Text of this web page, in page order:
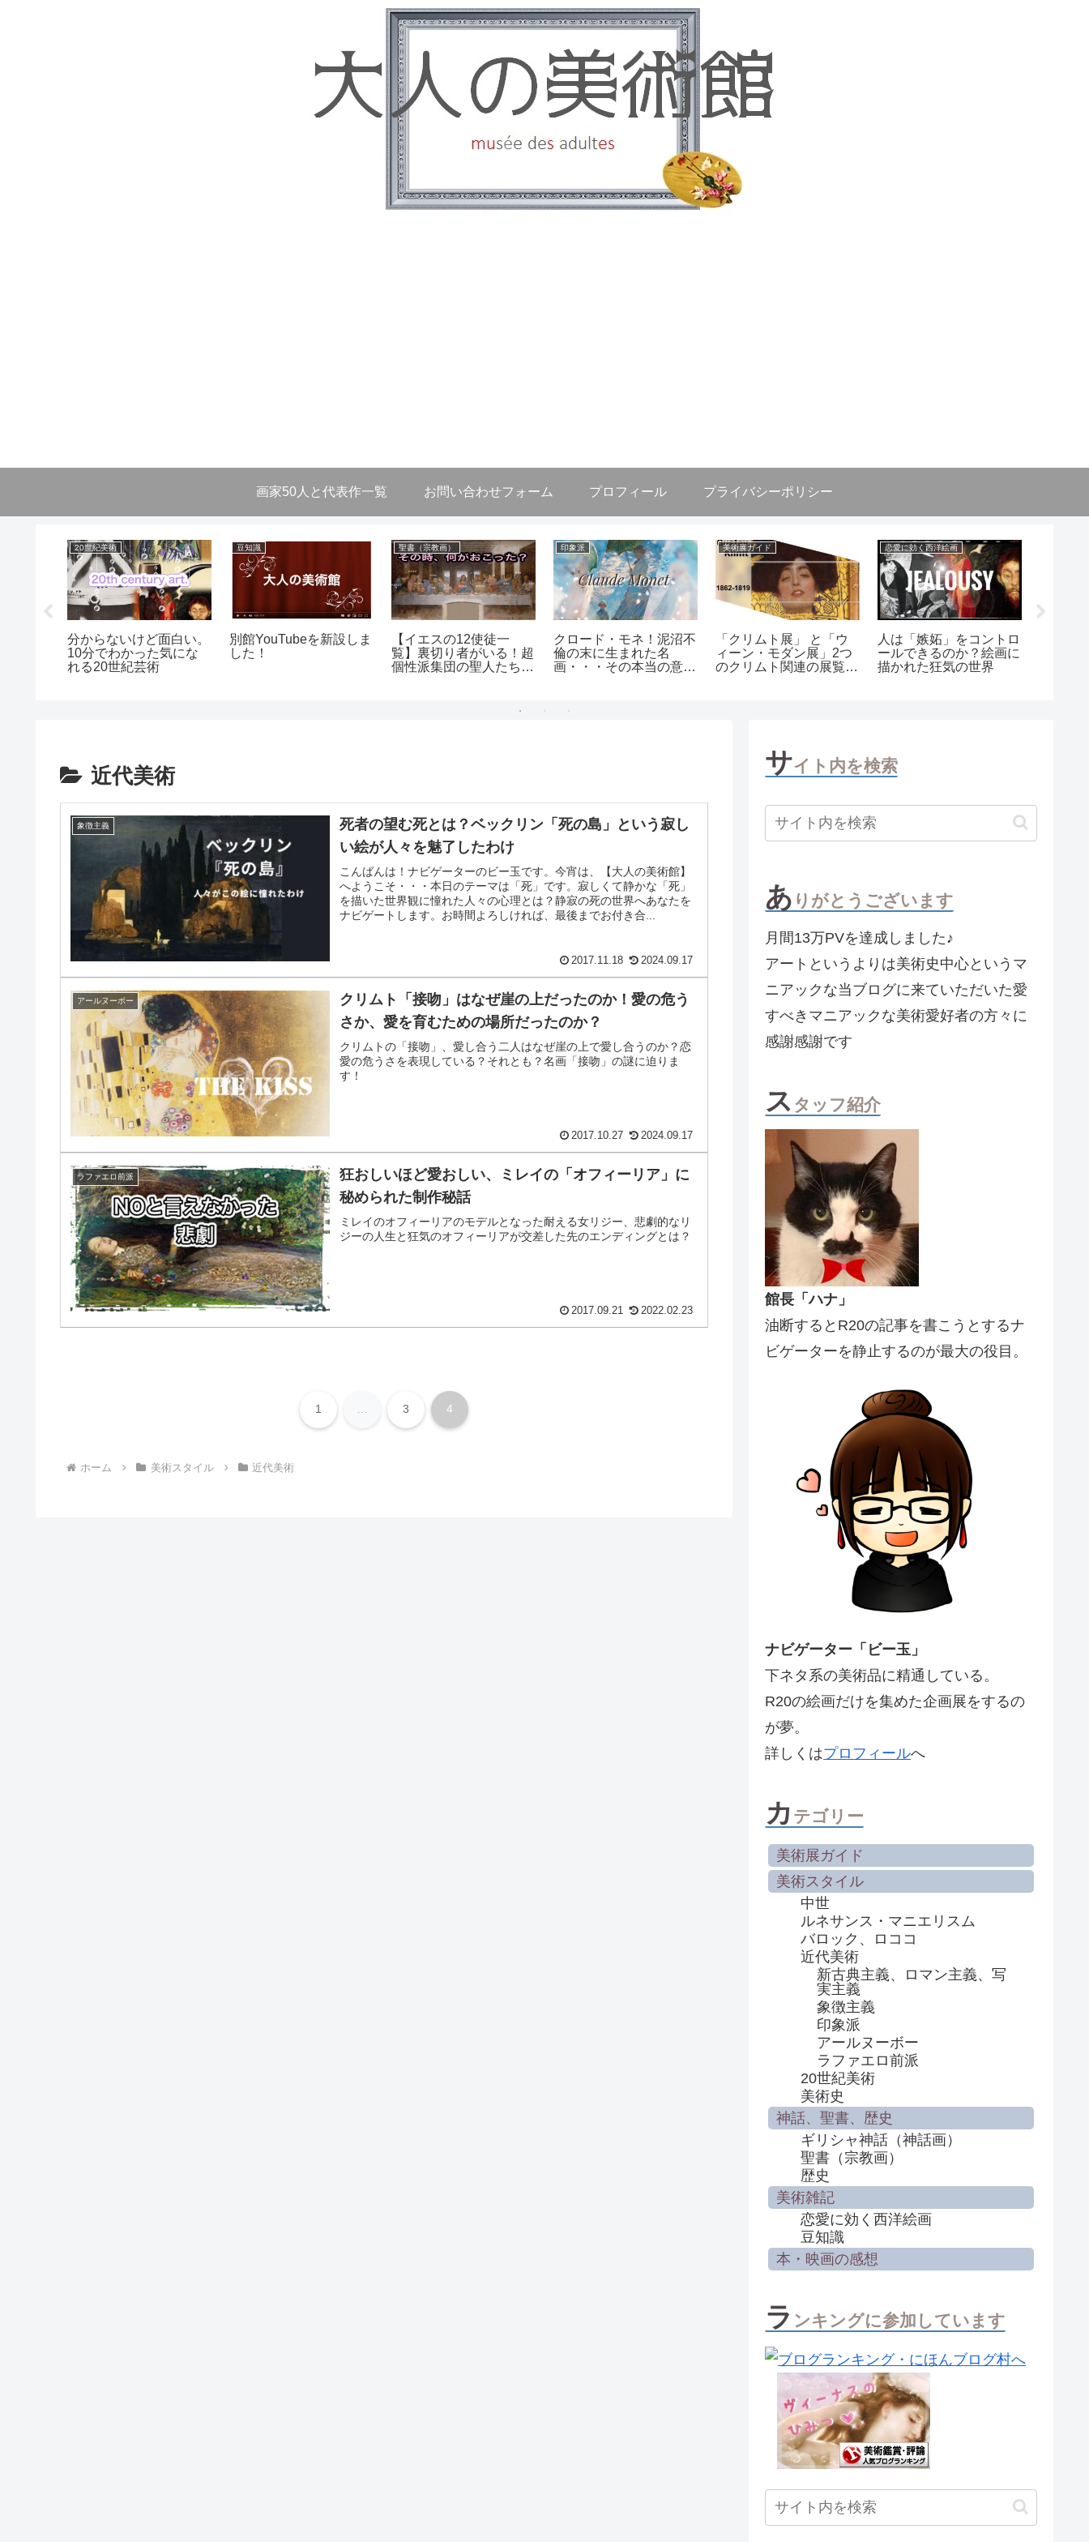
画家50人と代表作一覧 お問い合わせフォーム プロフィール プライバシーポリシー
20世紀美術
分からないけど面白い。
10分でわかった気にな
れる20世紀芸術
豆知識
別館YouTubeを新設しま
した！
聖書（宗教画）
【イエスの12使徒一
覧】裏切り者がいる！超
個性派集団の聖人たちは
印象派
クロード・モネ！泥沼不
倫の末に生まれた名
画・・・その本当の意味
美術展ガイド
「クリムト展」 と「ウ
ィーン・モダン展」2つ
のクリムト関連の展覧会
恋愛に効く西洋絵画
人は「嫉妬」をコントロ
ールできるのか？絵画に
描かれた狂気の世界
近代美術
象徴主義
死者の望む死とは？ベックリン「死の島」という寂し
い絵が人々を魅了したわけ
こんばんは！ナビゲーターのビー玉です。今宵は、【大人の美術館】
へようこそ・・・本日のテーマは「死」です。寂しくて静かな「死」
を描いた世界観に憧れた人々の心理とは？静寂の死の世界へあなたを
ナビゲートします。お時間よろしければ、最後までお付き合...
2017.11.18 2024.09.17
アールヌーボー
クリムト「接吻」はなぜ崖の上だったのか！愛の危う
さか、愛を育むための場所だったのか？
クリムトの「接吻」、愛し合う二人はなぜ崖の上で愛し合うのか？恋
愛の危うさを表現している？それとも？名画「接吻」の謎に迫りま
す！
2017.10.27 2024.09.17
ラファエロ前派
狂おしいほど愛おしい、ミレイの「オフィーリア」に
秘められた制作秘話
ミレイのオフィーリアのモデルとなった耐える女リジー、悲劇的なリ
ジーの人生と狂気のオフィーリアが交差した先のエンディングとは？
2017.09.21 2022.02.23
1 … 3 4
ホーム 美術スタイル 近代美術
サイト内を検索
あ りがとうございます
月間13万PVを達成しました♪
アートというよりは美術史中心というマ
ニアックな当ブログに来ていただいた愛
すべきマニアックな美術愛好者の方々に
感謝感謝です
ス タッフ紹介
館長「ハナ」
油断するとR20の記事を書こうとするナ
ビゲーターを静止するのが最大の役目。
ナビゲーター「ビー玉」
下ネタ系の美術品に精通している。
R20の絵画だけを集めた企画展をするの
が夢。
詳しくはプロフィールへ
カ テゴリー
美術展ガイド
美術スタイル
中世
ルネサンス・マニエリスム
バロック、ロココ
近代美術
新古典主義、ロマン主義、写
実主義
象徴主義
印象派
アールヌーボー
ラファエロ前派
20世紀美術
美術史
神話、聖書、歴史
ギリシャ神話（神話画）
聖書（宗教画）
歴史
美術雑記
恋愛に効く西洋絵画
豆知識
本・映画の感想
ラ ンキングに参加しています